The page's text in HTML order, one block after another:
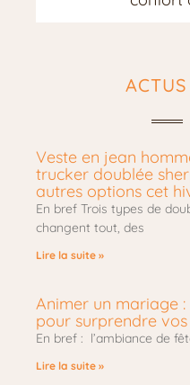
ACTUS
Veste en jean
trucker doublée
autres options cet
En bref Trois types de
changent tout, des
Lire la suite »
Animer un mariage :
pour surprendre
En bref : l’ambiance de
Lire la suite »